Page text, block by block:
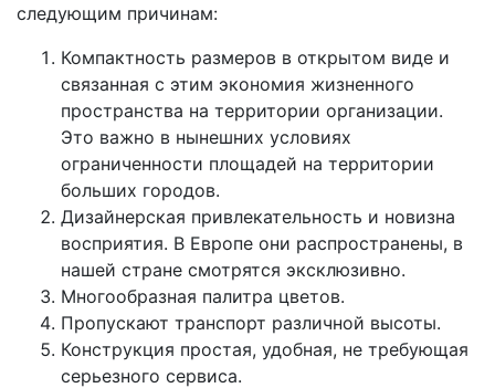
следующим причинам:
Компактность размеров в открытом виде и
связанная с этим экономия жизненного
пространства на территории организации.
Это важно в нынешних условиях
ограниченности площадей на территории
больших городов.
Дизайнерская привлекательность и новизна
восприятия. В Европе они распространены, в
нашей стране смотрятся эксклюзивно.
Многообразная палитра цветов.
Пропускают транспорт различной высоты.
Конструкция простая, удобная, не требующая
серьезного сервиса.